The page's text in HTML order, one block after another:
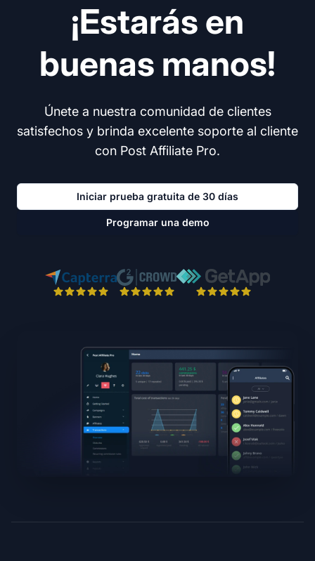
¡Estarás en
buenas manos!
Únete a nuestra comunidad de clientes
satisfechos y brinda excelente soporte al cliente
con Post Affiliate Pro.
Iniciar prueba gratuita de 30 días
Programar una demo